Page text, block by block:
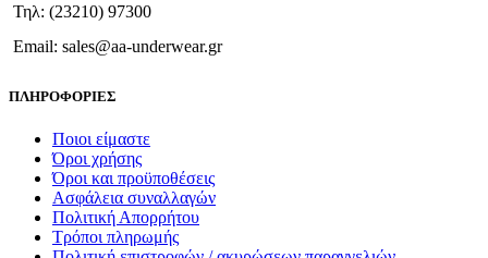
Τηλ: (23210) 97300
Email: sales@aa-underwear.gr
ΠΛΗΡΟΦΟΡΙΕΣ
Ποιοι είμαστε
Όροι χρήσης
Όροι και προϋποθέσεις
Ασφάλεια συναλλαγών
Πολιτική Απορρήτου
Τρόποι πληρωμής